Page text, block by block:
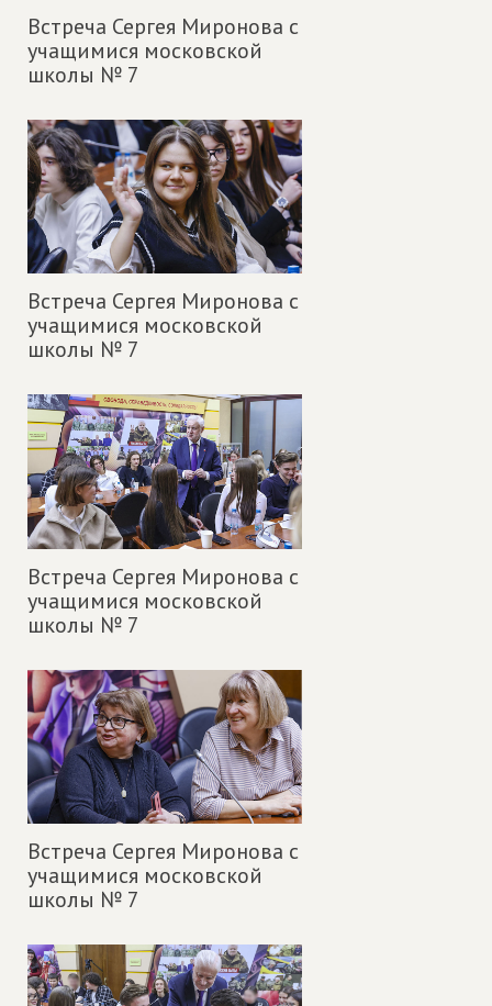
Встреча Сергея Миронова с
учащимися московской
школы № 7
Встреча Сергея Миронова с
учащимися московской
школы № 7
Встреча Сергея Миронова с
учащимися московской
школы № 7
Встреча Сергея Миронова с
учащимися московской
школы № 7